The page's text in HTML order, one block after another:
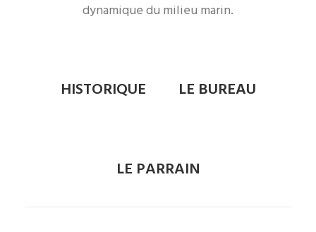
dynamique du milieu marin.
HISTORIQUE LE BUREAU
LE PARRAIN